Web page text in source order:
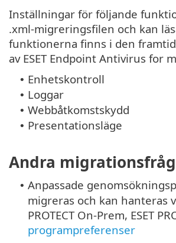
Inställningar för följande
.xml-migreringsfilen och kan
funktionerna finns i den
av ESET Endpoint Antivirus for
• Enhetskontroll
• Loggar
• Webbåtkomstskydd
• Presentationsläge
Andra
• Anpassade
migreras och kan hanteras
PROTECT On-Prem, ESET
programpreferenser